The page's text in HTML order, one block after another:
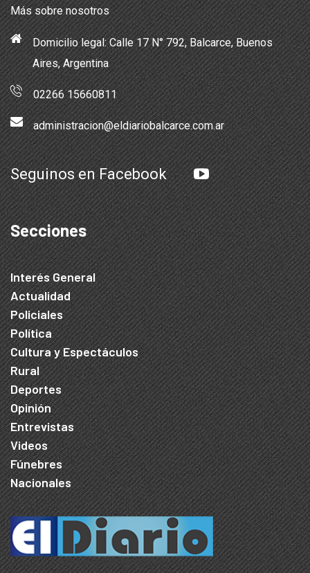
Más sobre nosotros
Domicilio legal: Calle 17 N° 792, Balcarce, Buenos
Aires, Argentina
02266 15660811
administracion@eldiariobalcarce.com.ar
Seguinos en Facebook
Secciones
Interés General
Actualidad
Policiales
Política
Cultura y Espectáculos
Rural
Deportes
Opinión
Entrevistas
Videos
Fúnebres
Nacionales